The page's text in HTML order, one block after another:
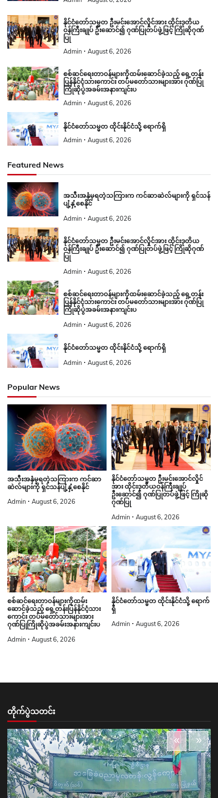
နိုင်ငံတော်သမ္မတ ဦးမင်းအောင်လှိုင်အား ထိုင်းဒုတိယ
ဝန်ကြီးချုပ် ဦးဆောင်၍ ဂုဏ်ပြုတပ်ဖွဲ့ဖြင့် ကြိုဆိုဂုဏ်
ပြု
Admin August 6, 2026
စစ်ဆင်ရေးတာဝန်များကိုထမ်းဆောင်ခဲ့သည့် ရှေ့တန်း
ပြန်နိုင်ငံ့သားကောင်း တပ်မတော်သားများအား ဂုဏ်ပြု
ကြိုဆိုပွဲအခမ်းအနားကျင်းပ
Admin August 6, 2026
နိုင်ငံတော်သမ္မတ ထိုင်းနိုင်ငံသို့ ရောက်ရှိ
Admin August 6, 2026
Featured News
အသီးအနှံမှရတဲ့သကြားက ကင်ဆာဆဲလ်များကို ရှင်သန်
ပျံ့နှံ့စေနိုင်
Admin August 6, 2026
နိုင်ငံတော်သမ္မတ ဦးမင်းအောင်လှိုင်အား ထိုင်းဒုတိယ
ဝန်ကြီးချုပ် ဦးဆောင်၍ ဂုဏ်ပြုတပ်ဖွဲ့ဖြင့် ကြိုဆိုဂုဏ်
ပြု
Admin August 6, 2026
စစ်ဆင်ရေးတာဝန်များကိုထမ်းဆောင်ခဲ့သည့် ရှေ့တန်း
ပြန်နိုင်ငံ့သားကောင်း တပ်မတော်သားများအား ဂုဏ်ပြု
ကြိုဆိုပွဲအခမ်းအနားကျင်းပ
Admin August 6, 2026
နိုင်ငံတော်သမ္မတ ထိုင်းနိုင်ငံသို့ ရောက်ရှိ
Admin August 6, 2026
Popular News
အသီးအနှံမှရတဲ့သကြားက ကင်ဆာ
ဆဲလ်များကို ရှင်သန်ပျံ့နှံ့စေနိုင်
Admin August 6, 2026
နိုင်ငံတော်သမ္မတ ဦးမင်းအောင်လှိုင်
အား ထိုင်းဒုတိယဝန်ကြီးချုပ်
ဦးဆောင်၍ ဂုဏ်ပြုတပ်ဖွဲ့ဖြင့် ကြိုဆို
ဂုဏ်ပြု
Admin August 6, 2026
စစ်ဆင်ရေးတာဝန်များကိုထမ်း
ဆောင်ခဲ့သည့် ရှေ့တန်းပြန်နိုင်ငံ့သား
ကောင်း တပ်မတော်သားများအား
ဂုဏ်ပြုကြိုဆိုပွဲအခမ်းအနားကျင်းပ
Admin August 6, 2026
နိုင်ငံတော်သမ္မတ ထိုင်းနိုင်ငံသို့ ရောက်
ရှိ
Admin August 6, 2026
တိုက်ပွဲသတင်း